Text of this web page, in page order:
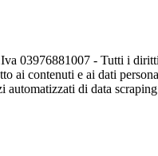
03976881007 - Tutti i
ai contenuti e ai dati
automatizzati di data